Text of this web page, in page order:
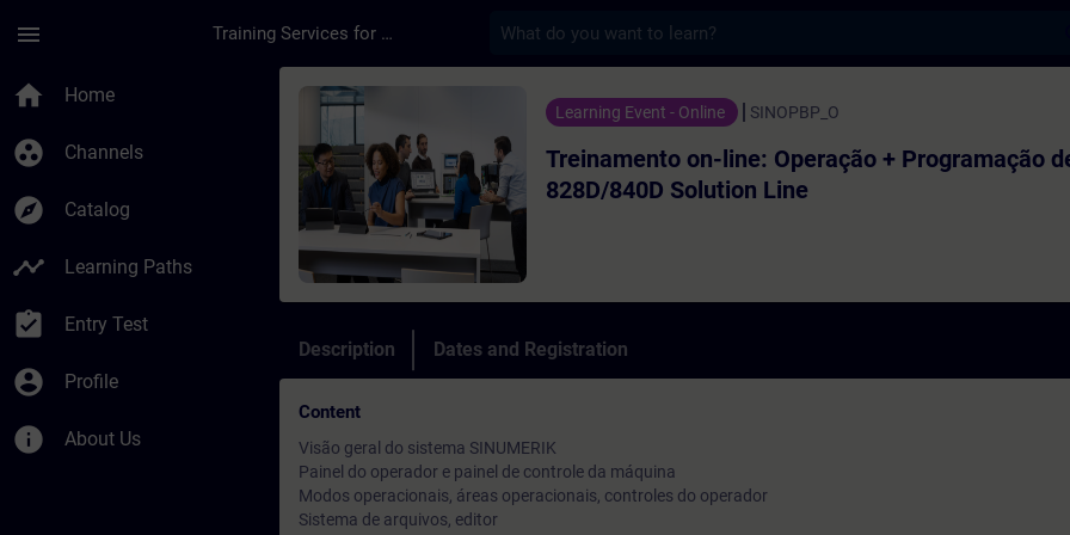
menu Training Services for Digital Industries
home Home
group_work Channels
explore Catalog
timeline Learning Paths
assignment_turned_in Entry Test
account_circle Profile
info About Us
Course - Treinamento on-line: Operação + Programação de
Learning Event - Online SINOPBP_O
Treinamento on-line: Operação + Programação
828D/840D Solution Line
Description Dates and Registration
Content
Visão geral do sistema SINUMERIK
Painel do operador e painel de controle da máquina
Modos operacionais, áreas operacionais, controles do operador
Sistema de arquivos, editor